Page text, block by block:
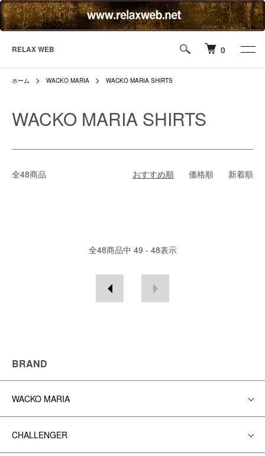
RELAX WEB 0
ホーム WACKO MARIA WACKO MARIA SHIRTS
WACKO MARIA SHIRTS
全48商品 おすすめ順 価格順 新着順
全48商品中 49 - 48表示
BRAND
WACKO MARIA
CHALLENGER